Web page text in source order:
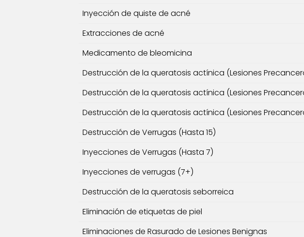
Inyección de quiste de acné
Extracciones de acné
Medicamento de bleomicina
Destrucción de la queratosis actínica (Lesiones
Destrucción de la queratosis actínica (Lesiones
Destrucción de la queratosis actínica (Lesiones
Destrucción de Verrugas (Hasta 15)
Inyecciones de Verrugas (Hasta 7)
Inyecciones de verrugas (7+)
Destrucción de la queratosis seborreica
Eliminación de etiquetas de piel
Eliminaciones de Rasurado de Lesiones Benignas